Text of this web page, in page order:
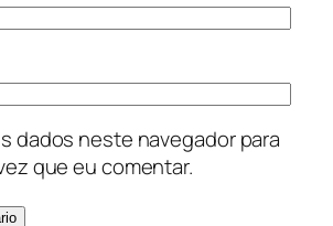
dados neste navegador para
que eu comentar.